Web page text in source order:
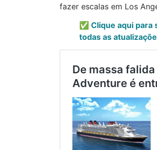
fazer escalas em Los
✅ Clique aqui para
todas as